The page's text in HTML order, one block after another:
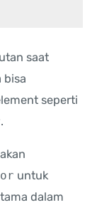
saat
bisa
seperti
.
untuk
dalam